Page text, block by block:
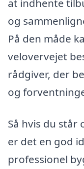
at indhente
og
På den måde
velovervejet
rådgiver, der
og
Så hvis du
er det en god
professionel